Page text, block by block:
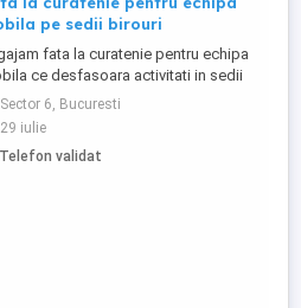
pe sedii birouri
fata la curatenie pentru echipa
ce desfasoara activitati in sedii
Program 8 ore zi, de luni pana
Salariu net 3100 lei. Alte detalii si
postului se vor discuta la interviu.
Sector 6, Bucuresti
29 iulie
Telefon validat